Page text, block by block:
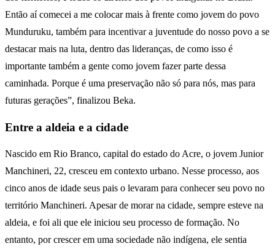
Então aí comecei a me colocar mais à frente como jovem do povo
Munduruku, também para incentivar a juventude do nosso povo a se
destacar mais na luta, dentro das lideranças, de como isso é
importante também a gente como jovem fazer parte dessa
caminhada. Porque é uma preservação não só para nós, mas para
futuras gerações”, finalizou Beka.
Entre a aldeia e a cidade
Nascido em Rio Branco, capital do estado do Acre, o jovem Junior
Manchineri, 22, cresceu em contexto urbano. Nesse processo, aos
cinco anos de idade seus pais o levaram para conhecer seu povo no
território Manchineri. Apesar de morar na cidade, sempre esteve na
aldeia, e foi ali que ele iniciou seu processo de formação. No
entanto, por crescer em uma sociedade não indígena, ele sentia